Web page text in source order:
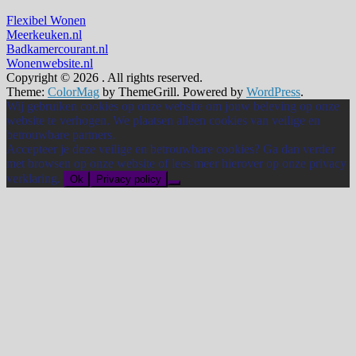
Flexibel Wonen
Meerkeuken.nl
Badkamercourant.nl
Wonenwebsite.nl
Copyright © 2026 . All rights reserved.
Theme: ColorMag by ThemeGrill. Powered by WordPress.
Wij gebruiken cookies op onze website om jouw beleving op onze
website te verhogen. We plaatsen alleen cookies van veilige en
betrouwbare partners.
Accepteer je deze veilige en betrouwbare cookies? Ga dan verder
met browsen op onze website of lees meer hierover op onze privacy
verklaring.
Ok Privacy policy